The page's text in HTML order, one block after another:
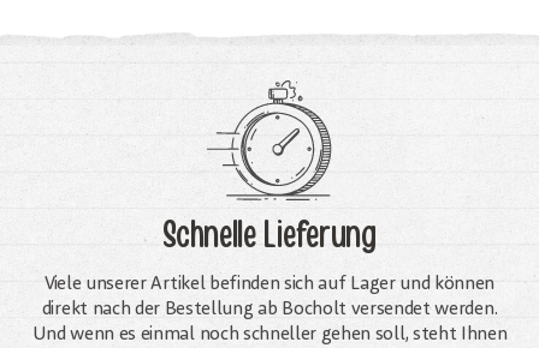
Schnelle Lieferung
Viele unserer Artikel befinden sich auf Lager und können
direkt nach der Bestellung ab Bocholt versendet werden.
Und wenn es einmal noch schneller gehen soll, steht Ihnen